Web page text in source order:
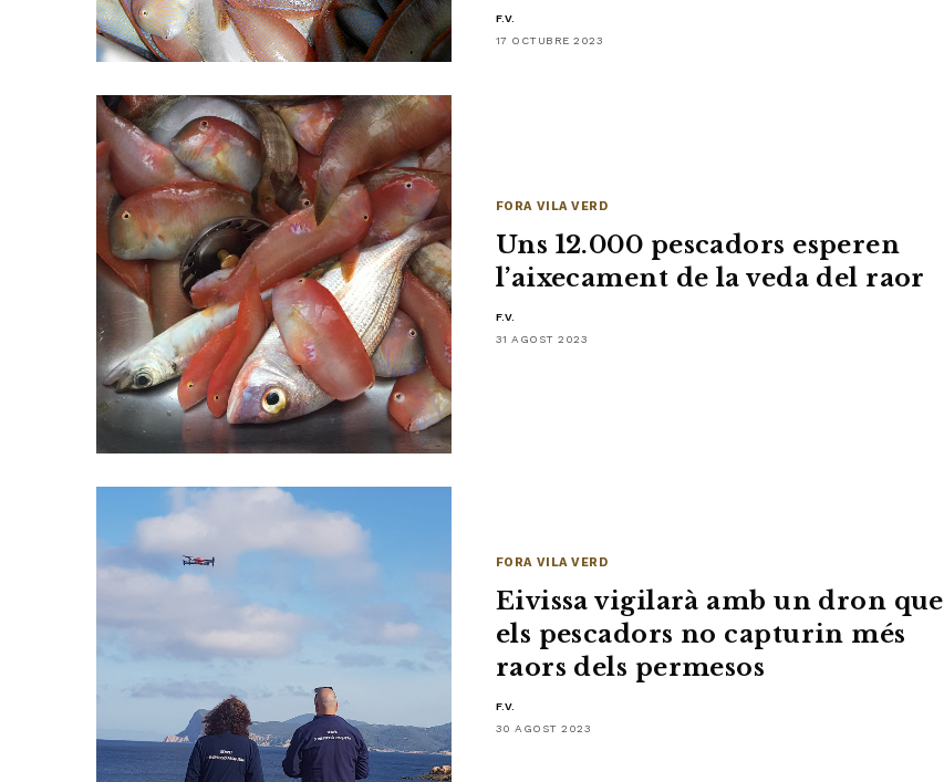
F.V.
17 OCTUBRE 2023
FORA VILA VERD
Uns 12.000 pescadors esperen
l’aixecament de la veda del raor
F.V.
31 AGOST 2023
FORA VILA VERD
Eivissa vigilarà amb un dron que
els pescadors no capturin més
raors dels permesos
F.V.
30 AGOST 2023